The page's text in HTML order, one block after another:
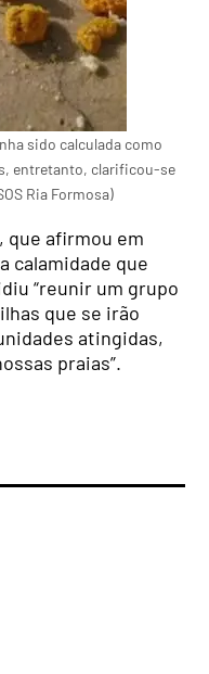
sido calculada como
entretanto, clarificou-se
Ria Formosa)
que afirmou em
calamidade que
“reunir um grupo
que se irão
atingidas,
praias”.